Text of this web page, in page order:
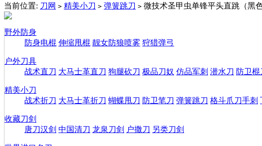
当前位置: 刀网 > 精美小刀 > 弹簧跳刀 > 微技术圣甲虫单锋平头直跳（黑色
野外防身
防身电棍 伸缩甩棍 靓女防狼喷雾 狩猎弹弓
户外刀具
战术直刀 大马士革直刀 狗腿砍刀 极品刀奴 仿品军刺 潜水刀 防卫棍
精美小刀
战术折刀 大马士革折刀 蝴蝶甩刀 防卫笔刀 弹簧跳刀 格斗爪刀手刺
收藏刀剑
唐刀汉剑 中国清刀 龙泉刀剑 户撒刀 另类刀剑